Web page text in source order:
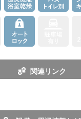
関連リンク